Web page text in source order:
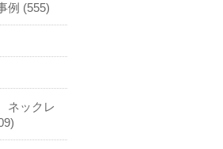
例 (555)
ネックレ